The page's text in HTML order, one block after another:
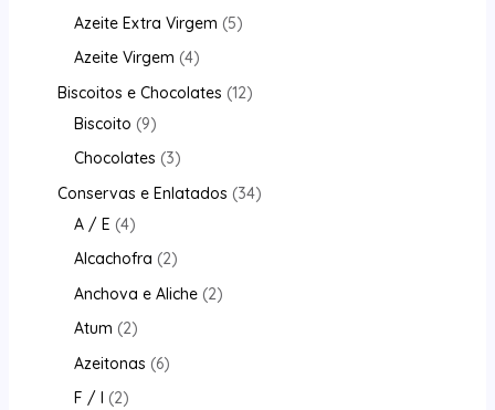
Azeite Extra Virgem 5
Azeite Virgem 4
Biscoitos e Chocolates 12
Biscoito 9
Chocolates 3
Conservas e Enlatados 34
A / E 4
Alcachofra 2
Anchova e Aliche 2
Atum 2
Azeitonas 6
F / I 2